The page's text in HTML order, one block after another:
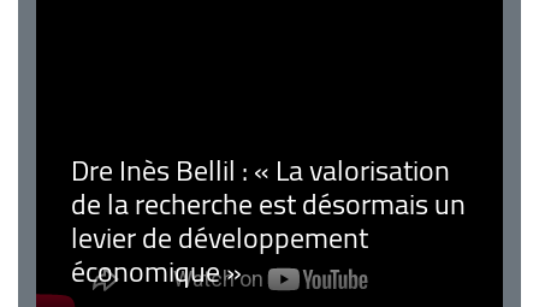
Dre Inès Bellil : « La valorisation
de la recherche est désormais un
levier de développement
économique »